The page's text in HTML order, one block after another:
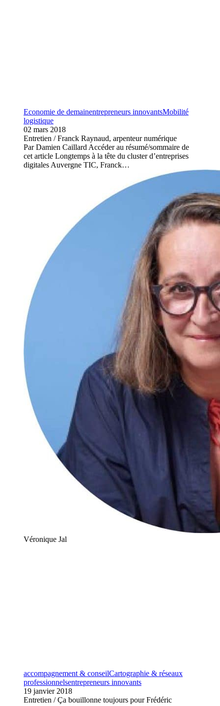
Economie de demainentrepreneurs innovantsMobilité
logistique
02 mars 2018
Entretien / Franck Raynaud, arpenteur numérique
Par Damien Caillard Accéder au résumé/sommaire de
cet article Longtemps à la tête du cluster d’entreprises
digitales Auvergne TIC, Franck…
Véronique Jal
accompagnement & conseilCartographie & réseaux
professionnelsentrepreneurs innovants
19 janvier 2018
Entretien / Ça bouillonne toujours pour Frédéric